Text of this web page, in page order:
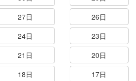
27日
26日
24日
23日
21日
20日
18日
17日